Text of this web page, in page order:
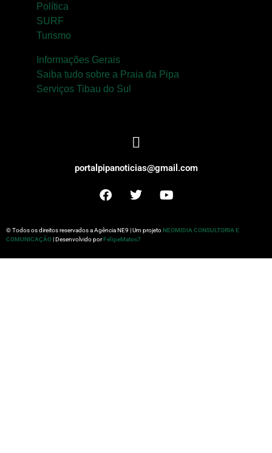
Política
SURF
Turismo
Informações Gerais
Saiba tudo sobre a Praia da Pipa
Serviços Tibau do Sul
portalpipanoticias@gmail.com
© Todos os direitos reservados a Agência NE9 | Um projetoNEOMIDIA CONSULTORIA E
COMUNICAÇÃO| Desenvolvido porFelipeMatos7